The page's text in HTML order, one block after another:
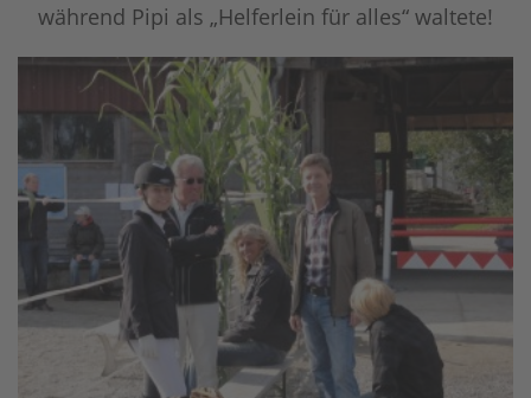
während Pipi als „Helferlein für alles“ waltete!